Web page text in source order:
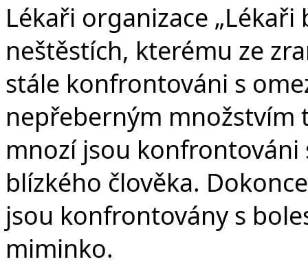
Lékaři organizace
neštěstích, kterému ze
stále konfrontováni s
nepřeberným
mnozí jsou
blízkého člověka.
jsou konfrontovány s
miminko.